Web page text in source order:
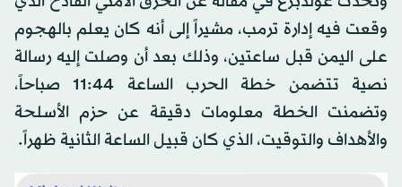
وقعت فيه إدارة ترمب، مشيراً إلى أنه كان يعلم بالهجوم
على اليمن قبل ساعتين، وذلك بعد أن وصلت إليه رسالة
نصية تتضمن خطة الحرب الساعة 11:44 صباحاً،
وتضمنت الخطة معلومات دقيقة عن حزم الأسلحة
والأهداف والتوقيت، الذي كان قبيل الساعة الثانية ظهراً.